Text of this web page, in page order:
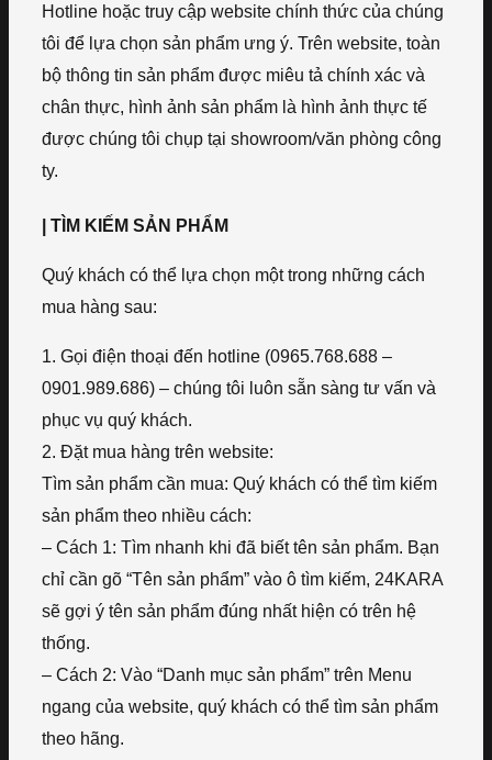
Hotline hoặc truy cập website chính thức của chúng
tôi để lựa chọn sản phẩm ưng ý. Trên website, toàn
bộ thông tin sản phẩm được miêu tả chính xác và
chân thực, hình ảnh sản phẩm là hình ảnh thực tế
được chúng tôi chụp tại showroom/văn phòng công
ty.
| TÌM KIẾM SẢN PHẨM
Quý khách có thể lựa chọn một trong những cách
mua hàng sau:
1. Gọi điện thoại đến hotline (0965.768.688 –
0901.989.686) – chúng tôi luôn sẵn sàng tư vấn và
phục vụ quý khách.
2. Đặt mua hàng trên website:
Tìm sản phẩm cần mua: Quý khách có thể tìm kiếm
sản phẩm theo nhiều cách:
– Cách 1: Tìm nhanh khi đã biết tên sản phẩm. Bạn
chỉ cần gõ “Tên sản phẩm” vào ô tìm kiếm, 24KARA
sẽ gợi ý tên sản phẩm đúng nhất hiện có trên hệ
thống.
– Cách 2: Vào “Danh mục sản phẩm” trên Menu
ngang của website, quý khách có thể tìm sản phẩm
theo hãng.